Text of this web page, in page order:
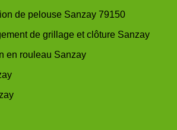
de pelouse Sanzay 79150
de grillage et clôture Sanzay
en rouleau Sanzay